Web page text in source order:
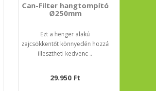
Can-Filter hangtompító
Ø250mm
Ezt a henger alakú
zajcsökkentőt könnyedén hozzá
illesztheti kedvenc ..
29.950 Ft